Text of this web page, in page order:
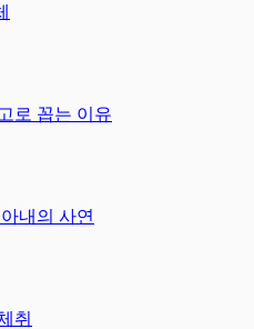
로 꼽는 이유
내의 사연
취